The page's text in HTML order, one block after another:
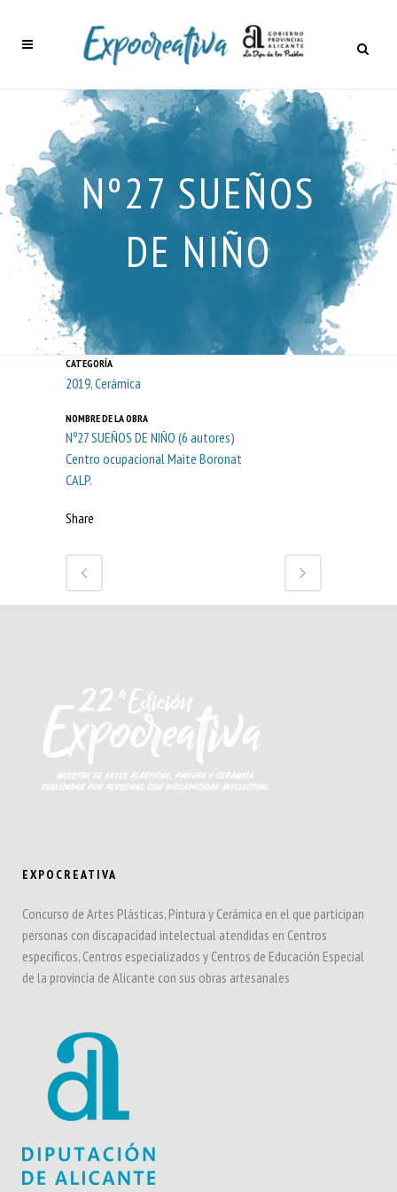
Nº27 SUEÑOS
DE NIÑO
CATEGORÍA
2019, Cerámica
NOMBRE DE LA OBRA
Nº27 SUEÑOS DE NIÑO (6 autores)
Centro ocupacional Maite Boronat
CALP.
Share
EXPOCREATIVA
Concurso de Artes Plásticas, Pintura y Cerámica en el que participan
personas con discapacidad intelectual atendidas en Centros
específicos, Centros especializados y Centros de Educación Especial
de la provincia de Alicante con sus obras artesanales